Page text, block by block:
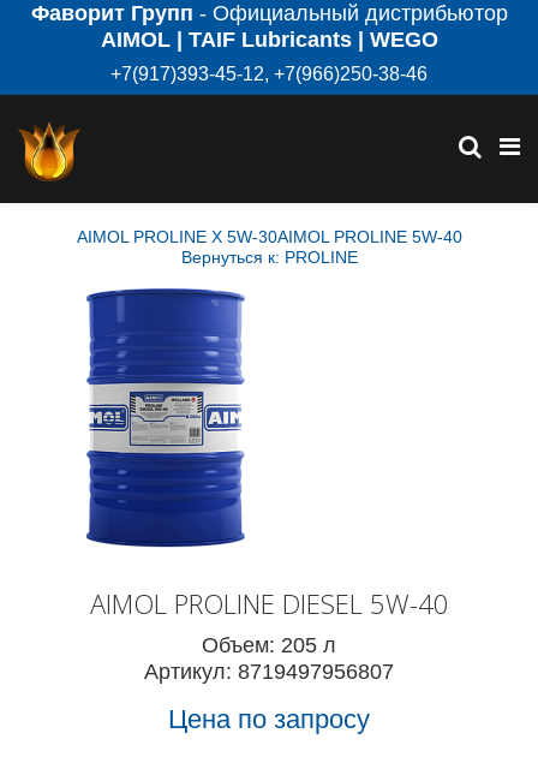
Фаворит Групп - Официальный дистрибьютор
AIMOL | TAIF Lubricants | WEGO
+7(917)393-45-12, +7(966)250-38-46
AIMOL PROLINE X 5W-30AIMOL PROLINE 5W-40
Вернуться к: PROLINE
AIMOL PROLINE DIESEL 5W-40
Объем: 205 л
Артикул: 8719497956807
Цена по запросу